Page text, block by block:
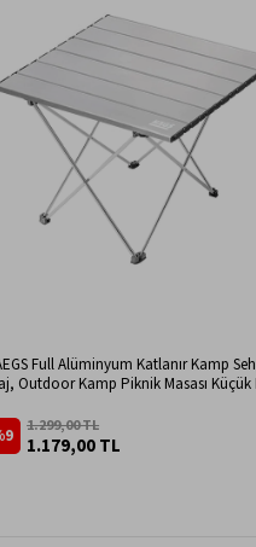
Full Alüminyum Katlanır Kamp
Outdoor Kamp Piknik Masası Küçük
1.179,00 TL
1.299,00 TL